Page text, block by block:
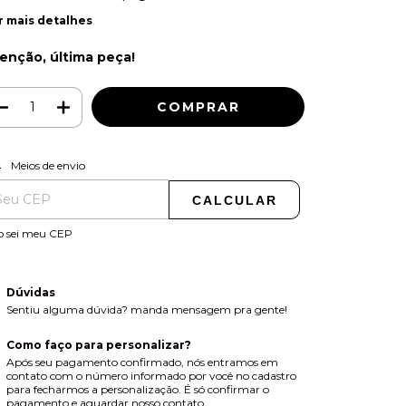
mais detalhes
última peça!
para o CEP:
Meios de envio
CALCULAR
sei meu CEP
Dúvidas
Sentiu alguma dúvida? manda mensagem pra gente!
Como faço para personalizar?
Após seu pagamento confirmado, nós entramos em
contato com o número informado por você no cadastro
para fecharmos a personalização. É só confirmar o
pagamento e aguardar nosso contato.